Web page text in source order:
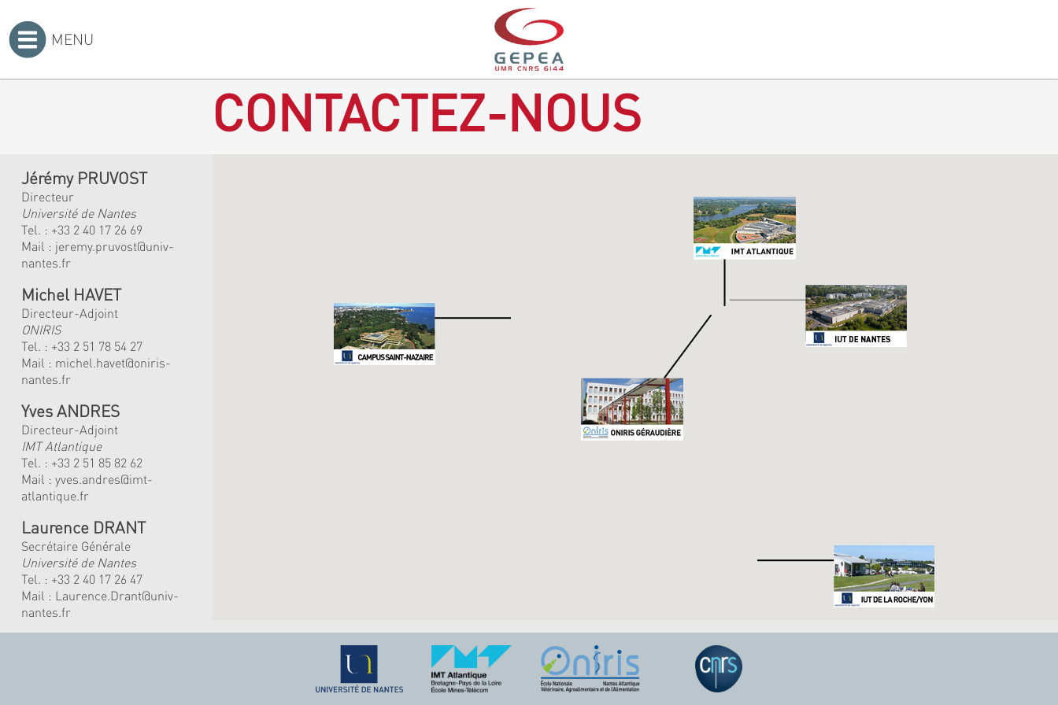
MENU
CONTACTEZ-NOUS
Jérémy PRUVOST
Directeur
Université de Nantes
Tel. : +33 2 40 17 26 69
Mail : jeremy.pruvost@univ-
nantes.fr
Michel HAVET
Directeur-Adjoint
ONIRIS
Tel. : +33 2 51 78 54 27
Mail : michel.havet@oniris-
nantes.fr
Yves ANDRES
Directeur-Adjoint
IMT Atlantique
Tel. : +33 2 51 85 82 62
Mail : yves.andres@imt-
atlantique.fr
Laurence DRANT
Secrétaire Générale
Université de Nantes
Tel. : +33 2 40 17 26 47
Mail : Laurence.Drant@univ-
nantes.fr